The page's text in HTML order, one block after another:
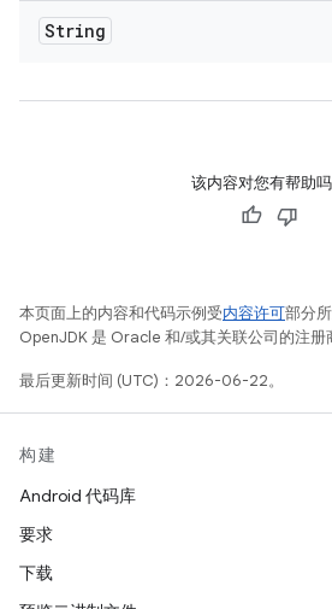
String
该内容对您有帮助
本页面上的内容和代码示例受内容许可部分
OpenJDK 是 Oracle 和/或其关联公司的注册
最后更新时间 (UTC)：2026-06-22。
构建
Android 代码库
要求
下载